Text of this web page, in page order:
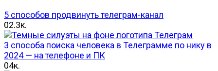
5 способов продвинуть телеграм-канал
02.3к.
3 способа поиска человека в Телеграмме по нику в
2024 — на телефоне и ПК
04к.